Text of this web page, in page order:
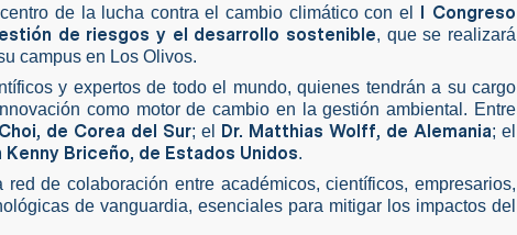
de la lucha contra el cambio climático con el I Congreso
de riesgos y el desarrollo sostenible, que se realizará
campus en Los Olivos.
y expertos de todo el mundo, quienes tendrán a su cargo
como motor de cambio en la gestión ambiental. Entre
de Corea del Sur; el Dr. Matthias Wolff, de Alemania; el
Kenny Briceño, de Estados Unidos.
de colaboración entre académicos, científicos, empresarios,
de vanguardia, esenciales para mitigar los impactos del